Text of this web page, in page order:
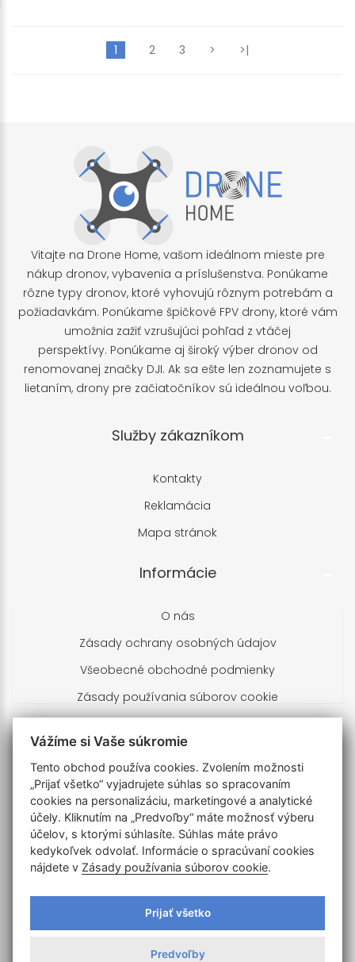
1 2 3 > >|
Vitajte na Drone Home, vašom ideálnom mieste pre
nákup dronov, vybavenia a príslušenstva. Ponúkame
rôzne typy dronov, ktoré vyhovujú rôznym potrebám a
požiadavkám. Ponúkame špičkové FPV drony, ktoré vám
umožnia zažiť vzrušujúci pohľad z vtáčej
perspektívy. Ponúkame aj široký výber dronov od
renomovanej značky DJI. Ak sa ešte len zoznamujete s
lietaním, drony pre začiatočníkov sú ideálnou voľbou.
Služby zákazníkom
Kontakty
Reklamácia
Mapa stránok
Informácie
O nás
Zásady ochrany osobných údajov
Všeobecné obchodné podmienky
Zásady používania súborov cookie
Kontakty
Branislav Brnula
Turčianska 673/19
900 28 Zálesie
Slovenská republika
IČO: 51203758 DIČ: 1024855733
+421905702197
V pracovné dni: 8:00 - 18:00
Vážíme si Vaše súkromie
Tento obchod používa cookies. Zvolením možnosti
„Prijať všetko“ vyjadrujete súhlas so spracovaním
cookies na personalizáciu, marketingové a analytické
účely. Kliknutím na „Predvoľby“ máte možnosť výberu
účelov, s ktorými súhlasíte. Súhlas máte právo
kedykoľvek odvolať. Informácie o spracúvaní cookies
nájdete v Zásady používania súborov cookie.
Prijať všetko
Predvoľby